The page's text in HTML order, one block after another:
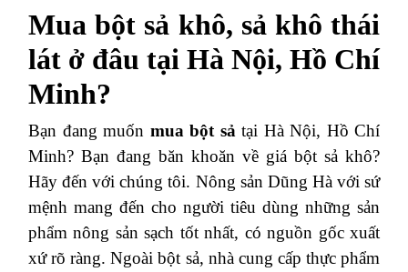
Mua bột sả khô, sả khô thái
lát ở đâu tại Hà Nội, Hồ Chí
Minh?
Bạn đang muốn mua bột sả tại Hà Nội, Hồ Chí
Minh? Bạn đang băn khoăn về giá bột sả khô?
Hãy đến với chúng tôi. Nông sản Dũng Hà với sứ
mệnh mang đến cho người tiêu dùng những sản
phẩm nông sản sạch tốt nhất, có nguồn gốc xuất
xứ rõ ràng. Ngoài bột sả, nhà cung cấp thực phẩm